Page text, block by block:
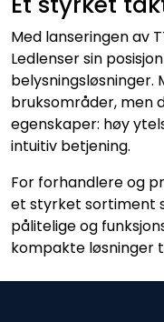
Med lanseringen av
Ledlenser sin
belysningsløsninger.
bruksområder, men
egenskaper: høy
intuitiv betjening.
For forhandlere og
et styrket sortiment
pålitelige og
kompakte løsninger